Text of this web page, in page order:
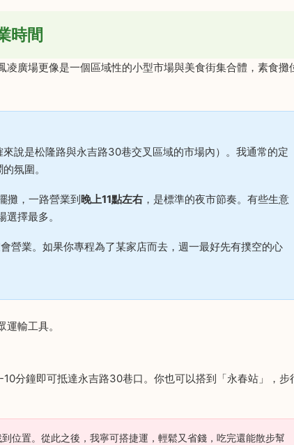
時間
廣場更像是一個區域性的小型市場與美食街集合體，素食攤
說是松隆路與永吉路30巷交叉區域的市場內）。我通常的定
氛圍。
攤，一路營業到晚上11點左右 ，是標準的夜市節奏。有些生意
擇最多。
營業。如果你專程為了某家店而去，週一最好先有撲空的心
輸工具。
分鐘即可抵達永吉路30巷口。你也可以搭到「永春站」，步
位置。從此之後，我寧可搭捷運，輕鬆又省錢，吃完還能散步幫